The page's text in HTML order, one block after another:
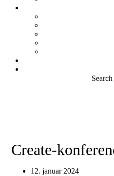
Search
Create-
12. januar 2024